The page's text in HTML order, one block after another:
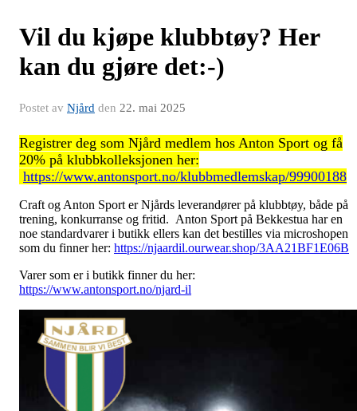
Vil du kjøpe klubbtøy? Her
kan du gjøre det:-)
Postet av Njård den 22. mai 2025
Registrer deg som Njård medlem hos Anton Sport og få
20% på klubbkolleksjonen her:
https://www.antonsport.no/klubbmedlemskap/99900188
Craft og Anton Sport er Njårds leverandører på klubbtøy, både på
trening, konkurranse og fritid. Anton Sport på Bekkestua har en
noe standardvarer i butikk ellers kan det bestilles via microshopen
som du finner her: https://njaardil.ourwear.shop/3AA21BF1E06B
Varer som er i butikk finner du her:
https://www.antonsport.no/njard-il